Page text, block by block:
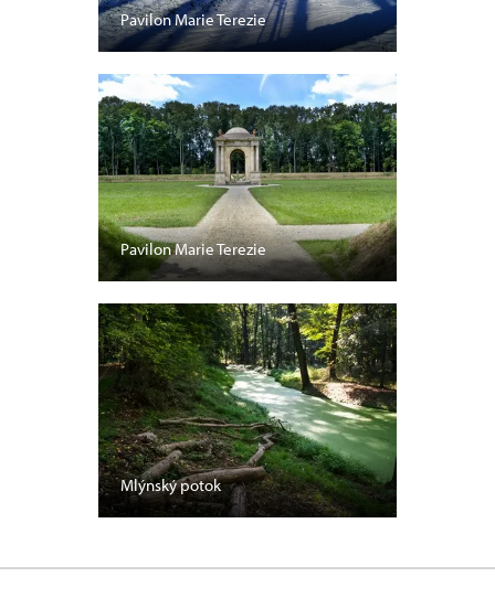
Pavilon Marie Terezie
Pavilon Marie Terezie
Mlýnský potok